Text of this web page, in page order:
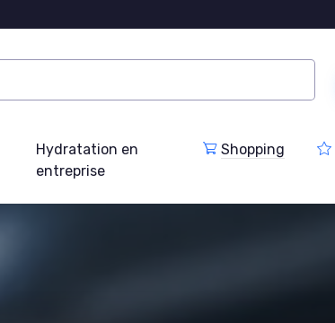
Hydratation en
entreprise
Shopping